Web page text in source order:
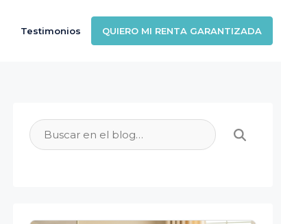
Testimonios QUIERO MI RENTA GARANTIZADA